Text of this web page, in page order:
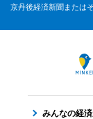
京丹後経済新聞または
みんなの経